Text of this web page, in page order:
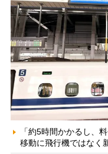
「約5時間かかるし、
移動に飛行機ではなく